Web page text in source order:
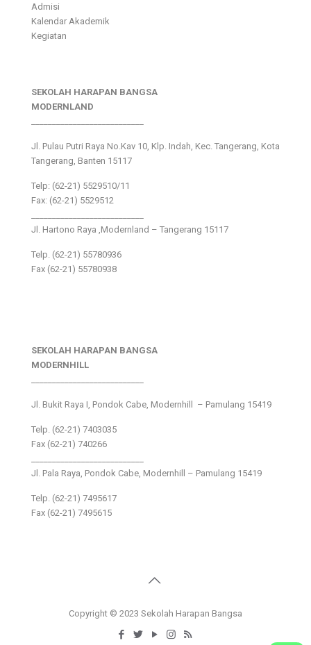
Admisi
Kalendar Akademik
Kegiatan
SEKOLAH HARAPAN BANGSA
MODERNLAND
Jl. Pulau Putri Raya No.Kav 10, Klp. Indah, Kec. Tangerang, Kota
Tangerang, Banten 15117
Telp: (62-21) 5529510/11
Fax: (62-21) 5529512
Jl. Hartono Raya ,Modernland – Tangerang 15117
Telp. (62-21) 55780936
Fax (62-21) 55780938
SEKOLAH HARAPAN BANGSA
MODERNHILL
Jl. Bukit Raya I, Pondok Cabe, Modernhill – Pamulang 15419
Telp. (62-21) 7403035
Fax (62-21) 740266
Jl. Pala Raya, Pondok Cabe, Modernhill – Pamulang 15419
Telp. (62-21) 7495617
Fax (62-21) 7495615
Copyright © 2023 Sekolah Harapan Bangsa